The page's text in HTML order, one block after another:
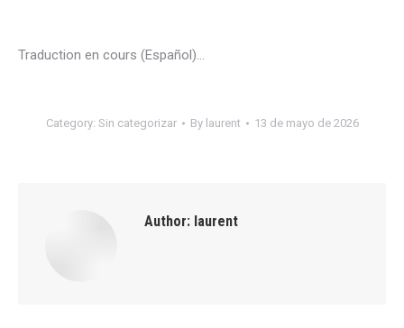
Traduction en cours (Español)…
Category: Sin categorizar By laurent 13 de mayo de 2026
Author: laurent